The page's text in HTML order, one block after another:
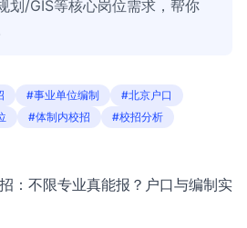
划/GIS等核心岗位需求，帮你
#事业单位编制
#北京户口
#体制内校招 #校招分析
：不限专业真能报？户口与编制实